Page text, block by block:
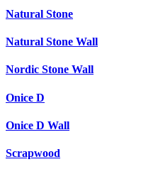
Natural Stone
Natural Stone Wall
Nordic Stone Wall
Onice D
Onice D Wall
Scrapwood